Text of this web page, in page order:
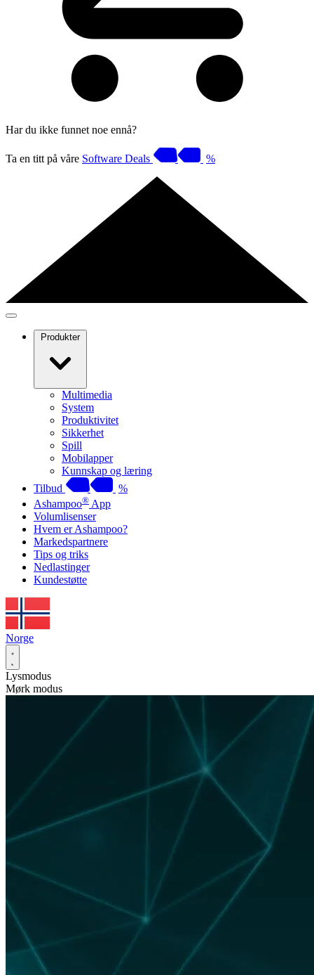
Har du ikke funnet noe ennå?
Ta en titt på våre Software Deals %
Produkter
Multimedia
System
Produktivitet
Sikkerhet
Spill
Mobilapper
Kunnskap og læring
Tilbud
%
Ashampoo® App
Volumlisenser
Hvem er Ashampoo?
Markedspartnere
Tips og triks
Nedlastinger
Kundestøtte
Norge
Lysmodus
Mørk modus